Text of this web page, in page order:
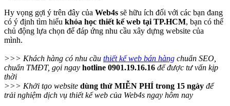
Hy vọng gợi ý trên đây của Web4s sẽ hữu ích đối với các bạn đang
có ý định tìm hiểu khóa học thiết kế web tại TP.HCM, bạn có thể
chủ động lựa chọn để đáp ứng nhu cầu xây dựng website của
mình.
>>> Khách hàng có nhu cầu thiết kế web bán hàng chuẩn SEO,
chuẩn TMĐT, gọi ngay hotline 0901.19.16.16 để được tư vấn kịp
thời
>>> Khởi tạo website dùng thử MIỄN PHÍ trong 15 ngày để
trải nghiệm dịch vụ thiết kế web của Web4s ngay hôm nay